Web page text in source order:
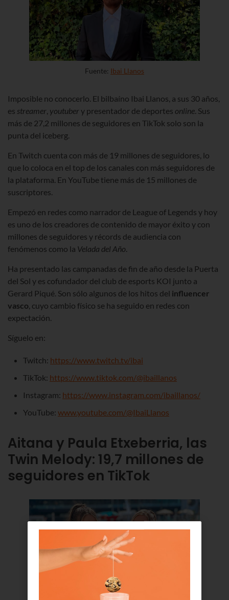
Fuente: Ibai Llanos
Imposible no conocerlo. El bilbaíno Ibai Llanos, a sus 30 años,
es streamer, youtubery presentador de deportes online. Sus
más de 27,2 millones de seguidores en TikTok solo son la
punta del iceberg.
En Twitch cuenta con más de 19 millones de seguidores, lo
que lo coloca en el top de los canales con más seguidores de
la plataforma. En YouTube tiene más de 15 millones de
suscriptores.
Empezó en redes como narrador de League of Legends y hoy
es uno de los creadores de contenido de mayor éxito y con
millones de seguidores y récords de audiencia con
fenómenos como la Velada del Año.
Ha presentado las campanadas de fin de año desde la Puerta
del Sol y es cofundador del club de esports KOI junto a
Gerard Piqué. Son sólo algunos de los hitos del influencer
vasco, cuyo cambio físico se ha seguido en redes con
expectación.
Síguelo en:
Twitch: https://www.twitch.tv/ibai
TikTok: https://www.tiktok.com/@ibaillanos
Instagram: https://www.instagram.com/ibaillanos/
YouTube: www.youtube.com/@IbaiLlanos
Aitana y Paula Etxeberria, las
Twin Melody: 19,7 millones de
seguidores en TikTok